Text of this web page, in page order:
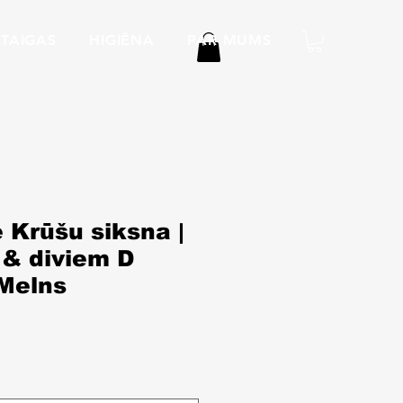
PAR MUMS
Krūšu siksna |
diviem D